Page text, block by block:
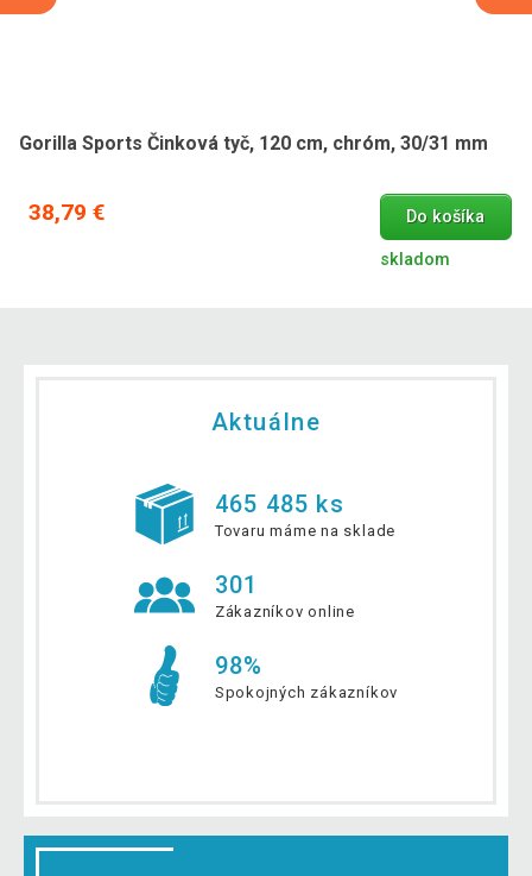
Gorilla Sports Činková tyč, 120 cm, chróm, 30/31 mm
38,79 € Do košíka
skladom
Aktuálne
465 485 ks
Tovaru máme na sklade
301
Zákazníkov online
98%
Spokojných zákazníkov